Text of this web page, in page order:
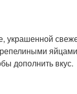
украшенной
дополнить вкус.